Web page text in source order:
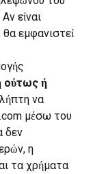
είναι
εμφανιστεί
ούτως ή
να
μέσω του
δεν
η
τα χρήματα